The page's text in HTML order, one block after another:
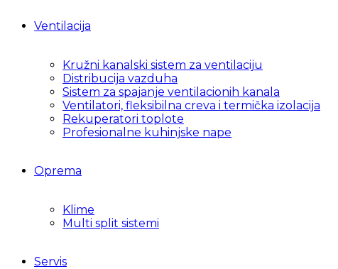
Ventilacija
Kružni kanalski sistem za ventilaciju
Distribucija vazduha
Sistem za spajanje ventilacionih kanala
Ventilatori, fleksibilna creva i termička izolacija
Rekuperatori toplote
Profesionalne kuhinjske nape
Oprema
Klime
Multi split sistemi
Servis